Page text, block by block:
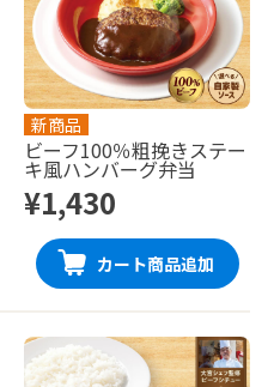
新商品
ビーフ100％粗挽きステー
キ風ハンバーグ弁当
¥1,430
カート商品追加